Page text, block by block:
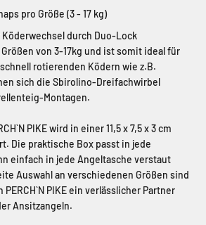
pro Größe (3 - 17 kg)
durch Duo-Lock
von 3-17kg und ist somit ideal für
rotierenden Ködern wie z.B.
sich die Sbirolino-Dreifachwirbel
Montagen.
PIKE wird in einer 11,5 x 7,5 x 3 cm
Die praktische Box passt in jede
einfach in jede Angeltasche verstaut
Auswahl an verschiedenen Größen sind
PIKE ein verlässlicher Partner
Ansitzangeln.